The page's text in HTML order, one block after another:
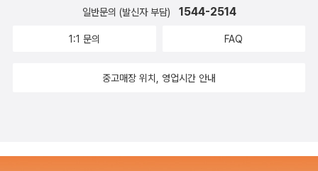
일반문의 (발신자 부담) 1544-2514
1:1 문의 FAQ
중고매장 위치, 영업시간 안내